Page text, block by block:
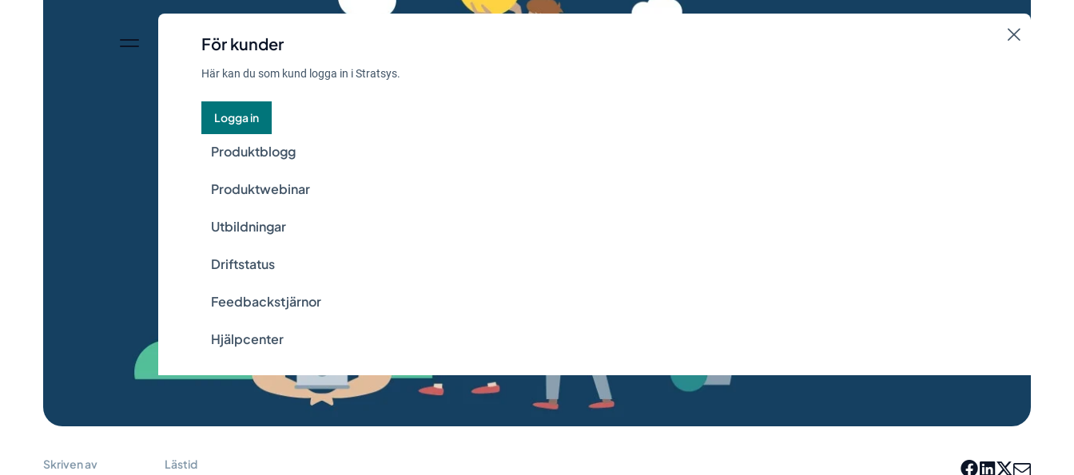
För kunder
Här kan du som kund logga in i Stratsys.
Logga in
Produktblogg
Produktwebinar
Utbildningar
Driftstatus
Feedbackstjärnor
Hjälpcenter
Skriven av Lästid